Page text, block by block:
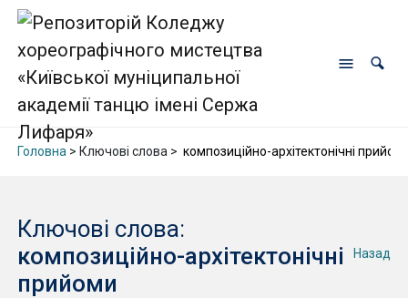
Головна > Ключові слова > композиційно-архітектонічні
Ключові слова:
композиційно-архітектонічні
прийоми
Назад